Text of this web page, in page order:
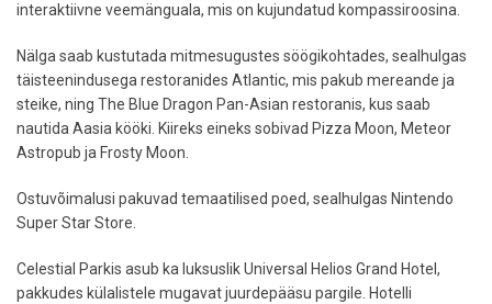
interaktiivne veemänguala, mis on kujundatud kompassiroosina.
Nälga saab kustutada mitmesugustes söögikohtades, sealhulgas
täisteenindusega restoranides Atlantic, mis pakub mereande ja
steike, ning The Blue Dragon Pan-Asian restoranis, kus saab
nautida Aasia kööki. Kiireks eineks sobivad Pizza Moon, Meteor
Astropub ja Frosty Moon.
Ostuvõimalusi pakuvad temaatilised poed, sealhulgas Nintendo
Super Star Store.
Celestial Parkis asub ka luksuslik Universal Helios Grand Hotel,
pakkudes külalistele mugavat juurdepääsu pargile. Hotelli